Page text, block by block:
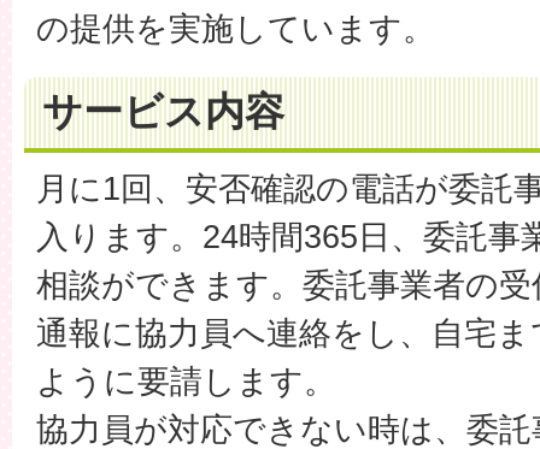
の提供を実施しています。
サービス内容
月に1回、安否確認の電話が委託
入ります。24時間365日、委託事
相談ができます。委託事業者の
通報に協力員へ連絡をし、自宅
ように要請します。
協力員が対応できない時は、委